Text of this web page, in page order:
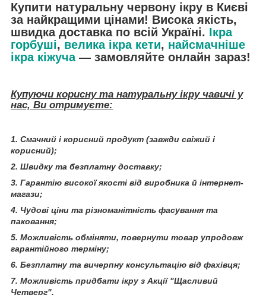
Купити натуральну червону ікру в Києві
за найкращими цінами! Висока якість,
швидка доставка по всій Україні. Ікра
горбуші, велика ікра кети, найсмачніше
ікра кіжуча— замовляйте онлайн зараз!
Купуючи корисну та натуральну ікру чавичі у
нас, Ви отримуєте:
1. Смачний і корисний продукт (завжди свіжий і
корисний);
2. Швидку та безплатну доставку;
3. Гарантію високої якості від виробника й інтернет-
магази;
4. Чудові ціни та різноманітність фасування та
паковання;
5. Можливість обміняти, повернути товар упродовж
гарантійного терміну;
6. Безплатну та вичерпну консультацію від фахівця;
7. Можливість придбати ікру з Акції "Щасливий
Четверг".